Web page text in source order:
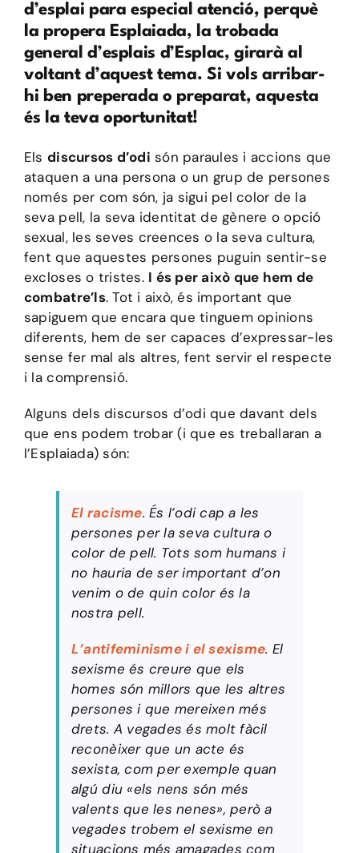
d’esplai para especial atenció, perquè
la propera Esplaiada, la trobada
general d’esplais d’Esplac, girarà al
voltant d’aquest tema. Si vols arribar-
hi ben preperada o preparat, aquesta
és la teva oportunitat!
Elsdiscursos d’odi són paraules i accions que
ataquen a una persona o un grup de persones
només per com són, ja sigui pel color de la
seva pell, la seva identitat de gènere o opció
sexual, les seves creences o la seva cultura,
fent que aquestes persones puguin sentir-se
excloses o tristes. I és per això que hem de
combatre’ls. Tot i això, és important que
sapiguem que encara que tinguem opinions
diferents, hem de ser capaces d’expressar-les
sense fer mal als altres, fent servir el respecte
i la comprensió.
Alguns dels discursos d’odi que davant dels
que ens podem trobar (i que es treballaran a
l’Esplaiada) són:
El racisme. És l’odi cap a les
persones per la seva cultura o
color de pell. Tots som humans i
no hauria de ser important d’on
venim o de quin color és la
nostra pell.
L’antifeminisme i el sexisme. El
sexisme és creure que els
homes són millors que les altres
persones i que mereixen més
drets. A vegades és molt fàcil
reconèixer que un acte és
sexista, com per exemple quan
algú diu «els nens són més
valents que les nenes», però a
vegades trobem el sexisme en
situacions més amagades com